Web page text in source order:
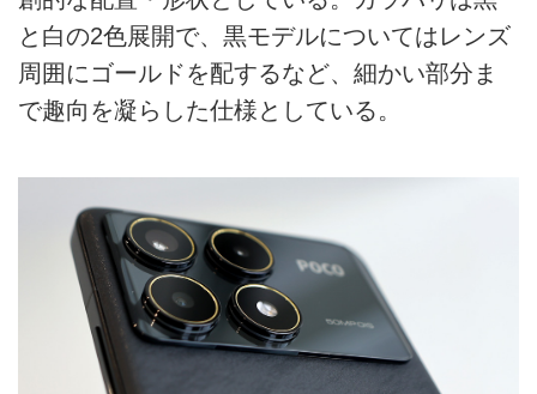
と白の2色展開で、黒モデルについてはレンズ
周囲にゴールドを配するなど、細かい部分ま
で趣向を凝らした仕様としている。